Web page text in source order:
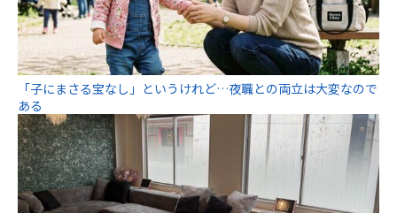
「子にまさる宝なし」というけれど…夜職との両立は大変なので
ある